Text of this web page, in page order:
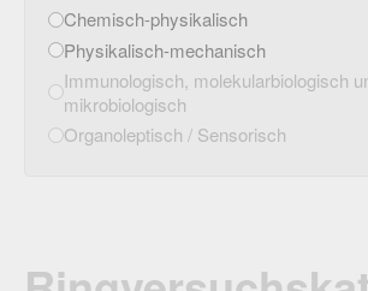
Chemisch-physikalisch
Physikalisch-mechanisch
Immunologisch, molekularbiologisch
mikrobiologisch
Organoleptisch / Sensorisch